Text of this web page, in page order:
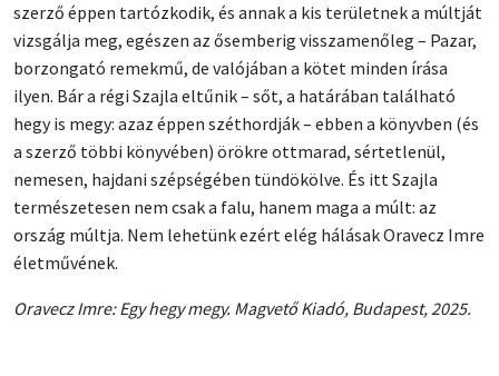
szerző éppen tartózkodik, és annak a kis területnek a múltját
vizsgálja meg, egészen az ősemberig visszamenőleg – Pazar,
borzongató remekmű, de valójában a kötet minden írása
ilyen. Bár a régi Szajla eltűnik – sőt, a határában található
hegy is megy: azaz éppen széthordják – ebben a könyvben (és
a szerző többi könyvében) örökre ottmarad, sértetlenül,
nemesen, hajdani szépségében tündökölve. És itt Szajla
természetesen nem csak a falu, hanem maga a múlt: az
ország múltja. Nem lehetünk ezért elég hálásak Oravecz Imre
életművének.
Oravecz Imre: Egy hegy megy. Magvető Kiadó, Budapest, 2025.